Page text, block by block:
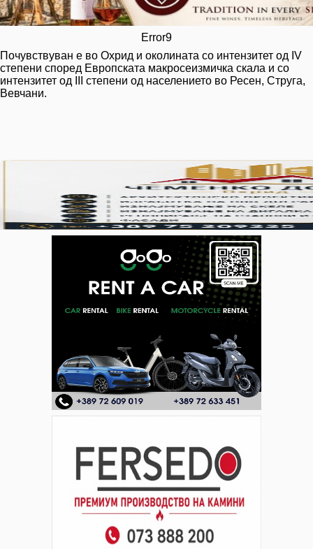
Error9
Почувствуван е во Охрид и околината со интензитет од IV
степени според Европската макросеизмичка скала и со
интензитет од III степени од населението во Ресен, Струга,
Вевчани.